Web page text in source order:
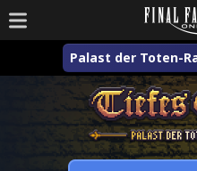
Palast der Toten-